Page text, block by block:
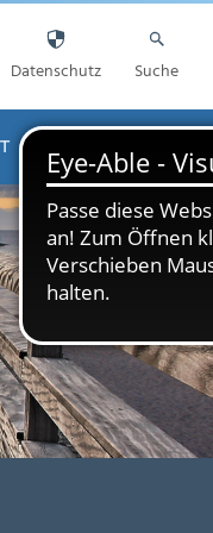
Datenschutz Suche